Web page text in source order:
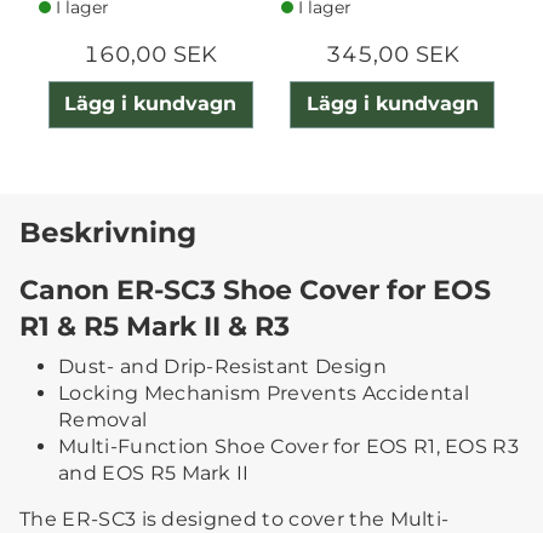
I lager
160,00 SEK
Lägg i kundvagn
I lager
345,00 SEK
Lägg i kundvagn
Beskrivning
Canon ER-SC3 Shoe Cover for EOS
R1 & R5 Mark II & R3
Dust- and Drip-Resistant Design
Locking Mechanism Prevents Accidental
Removal
Multi-Function Shoe Cover for EOS R1, EOS R3
and EOS R5 Mark II
The ER-SC3 is designed to cover the Multi-